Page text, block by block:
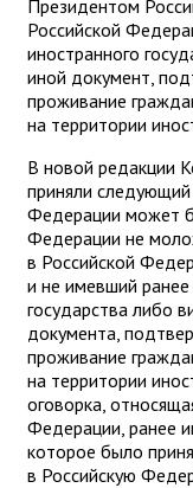
Президентом
Российской
иностранного
иной документ,
проживание
на территории
В новой редакции
приняли
Федерации может
Федерации не
в Российской
и не имевший ранее
государства либо
документа,
проживание
на территории
оговорка,
Федерации, ранее
которое было
в Российскую